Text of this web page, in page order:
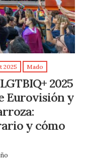
2025 Mado
2025
Eurovisión y
y cómo